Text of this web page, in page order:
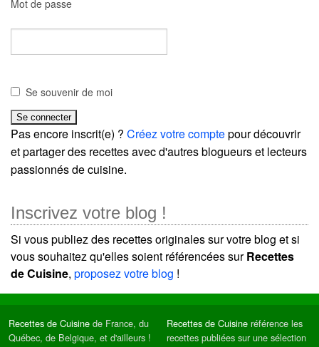
Mot de passe
Se souvenir de moi
Pas encore inscrit(e) ? Créez votre comptepour découvrir
et partager des recettes avec d'autres blogueurs et lecteurs
passionnés de cuisine.
Inscrivez votre blog !
Si vous publiez des recettes originales sur votre blog et si
vous souhaitez qu'elles soient référencées surRecettes
de Cuisine, proposez votre blog !
Recettes de Cuisine de France, du
Québec, de Belgique, et d'ailleurs !
Recettes de Cuisine référence les
recettes publiées sur une sélection